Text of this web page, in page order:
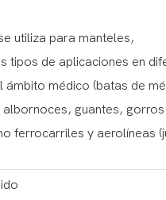
utiliza para manteles,
tipos de aplicaciones en
ámbito médico (batas de
guantes, gorros
ferrocarriles y aerolíneas